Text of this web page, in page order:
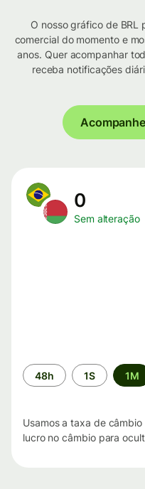
O nosso gráfico de BRL
comercial do momento e
anos. Quer acompanhar
receba notificações
0
Sem alteração
Período
de
48h 1S 1M
Usamos a taxa de
lucro no câmbio para